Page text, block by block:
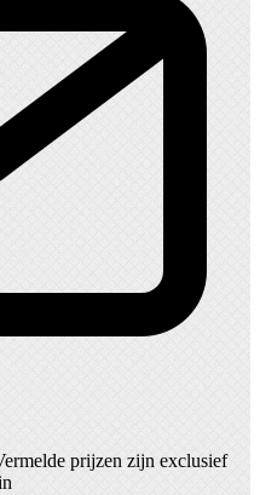
prijzen zijn exclusief